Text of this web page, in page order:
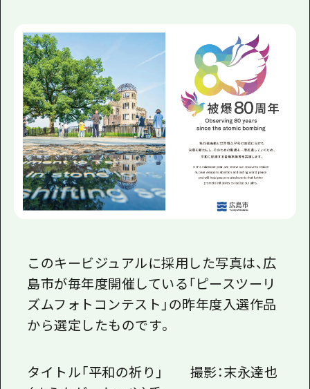
このキービジュアルに採用した写真は、広
島市が毎年度開催している「ピースツーリ
ズムフォトコンテスト」の昨年度入選作品
から選定したものです。
タイトル「平和の祈り」 撮影：末永達也